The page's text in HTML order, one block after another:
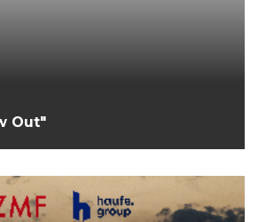
Out"